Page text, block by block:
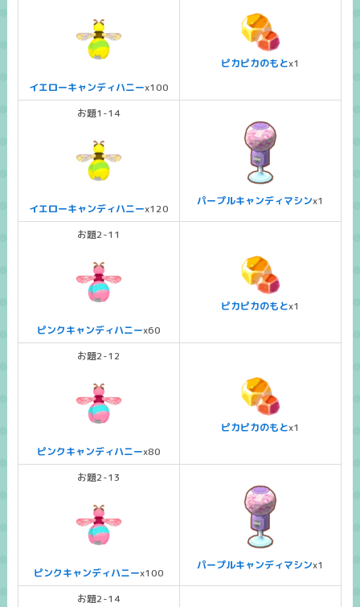
イエローキャンディハニーx100
ピカピカのもとx1
お題1-14
イエローキャンディハニーx120
パープルキャンディマシンx1
お題2-11
ピンクキャンディハニーx60
ピカピカのもとx1
お題2-12
ピンクキャンディハニーx80
ピカピカのもとx1
お題2-13
ピンクキャンディハニーx100
パープルキャンディマシンx1
お題2-14